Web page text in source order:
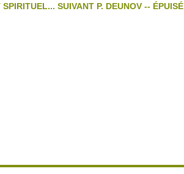
SUIVANT P. DEUNOV -- ÉPUISÉ